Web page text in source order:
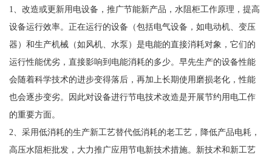
1、改造或更新用电设备，推广节能新产品，水阻柜工作原理，提高
设备运行效率。正在运行的设备（包括电气设备，如电动机、变压
器）和生产机械（如风机、水泵）是电能的直接消耗对象，它们的
运行性能优劣，直接影响到电能消耗的多少。早先生产的设备性能
会随着科学技术的进步变得落后，再加上长期使用磨损老化，性能
也会逐步变劣。因此对设备进行节电技术改造是开展节约用电工作
的重要方面。
2、采用低消耗的生产新工艺替代低消耗的老工艺，降低产品电耗，
高压水阻柜批发，大力推广应用节电新技术措施。新技术和新工艺